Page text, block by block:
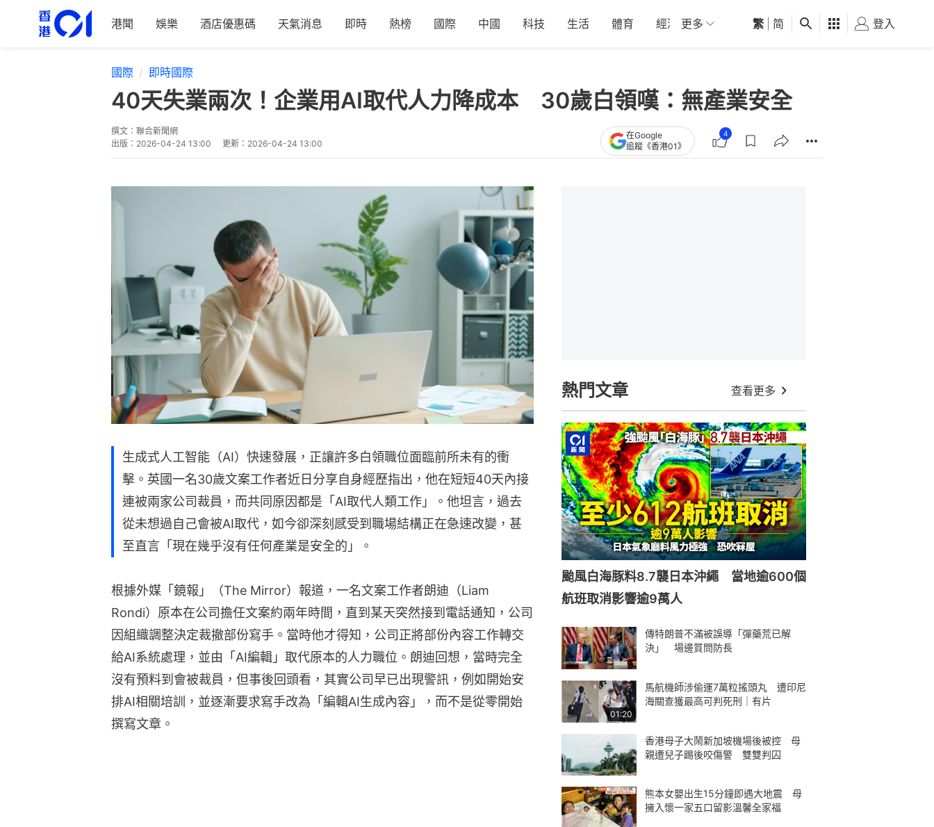
港聞 娛樂 酒店優惠碼 天氣消息 即時 熱榜 國際 中國 科技 生活 體育 經濟 01深圳 觀點 健康 好食玩飛
更多 繁 简 登入
國際 即時國際
40天失業兩次！企業用AI取代人力降成本 30歲白領嘆：無產業安全
撰文： 聯合新聞網
出版： 2026-04-24 13:00 更新： 2026-04-24 13:00
在Google
追蹤《香港01》
4
生成式人工智能（AI）快速發展，正讓許多白領職位面臨前所未有的衝
擊。英國一名30歲文案工作者近日分享自身經歷指出，他在短短40天內接
連被兩家公司裁員，而共同原因都是「AI取代人類工作」。他坦言，過去
從未想過自己會被AI取代，如今卻深刻感受到職場結構正在急速改變，甚
至直言「現在幾乎沒有任何產業是安全的」。
根據外媒「鏡報」（The Mirror）報道，一名文案工作者朗迪（Liam
Rondi）原本在公司擔任文案約兩年時間，直到某天突然接到電話通知，公司
因組織調整決定裁撤部份寫手。當時他才得知，公司正將部份內容工作轉交
給AI系統處理，並由「AI編輯」取代原本的人力職位。朗迪回想，當時完全
沒有預料到會被裁員，但事後回頭看，其實公司早已出現警訊，例如開始安
排AI相關培訓，並逐漸要求寫手改為「編輯AI生成內容」，而不是從零開始
撰寫文章。
熱門文章 查看更多
颱風白海豚料8.7襲日本沖繩 當地逾600個
航班取消影響逾9萬人
傳特朗普不滿被誤導「彈藥荒已解
決」 場邊質問防長
01:20
馬航機師涉偷運7萬粒搖頭丸 遭印尼
海關查獲最高可判死刑｜有片
香港母子大鬧新加坡機場後被控 母
親遭兒子踢後咬傷警 雙雙判囚
熊本女嬰出生15分鐘即遇大地震 母
擁入懷一家五口留影溫馨全家福